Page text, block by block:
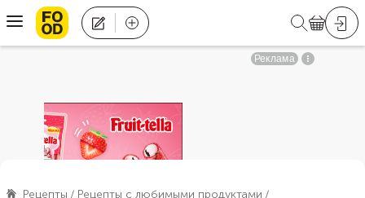
Рецепты
Рецепты с любимыми продуктами